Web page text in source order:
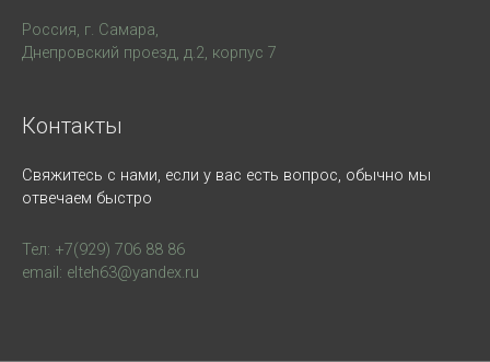
Россия, г. Самара,
Днепровский проезд, д.2, корпус 7
Контакты
Свяжитесь с нами, если у вас есть вопрос, обычно мы
отвечаем быстро
Тел: +7(929) 706 88 86
email: elteh63@yandex.ru